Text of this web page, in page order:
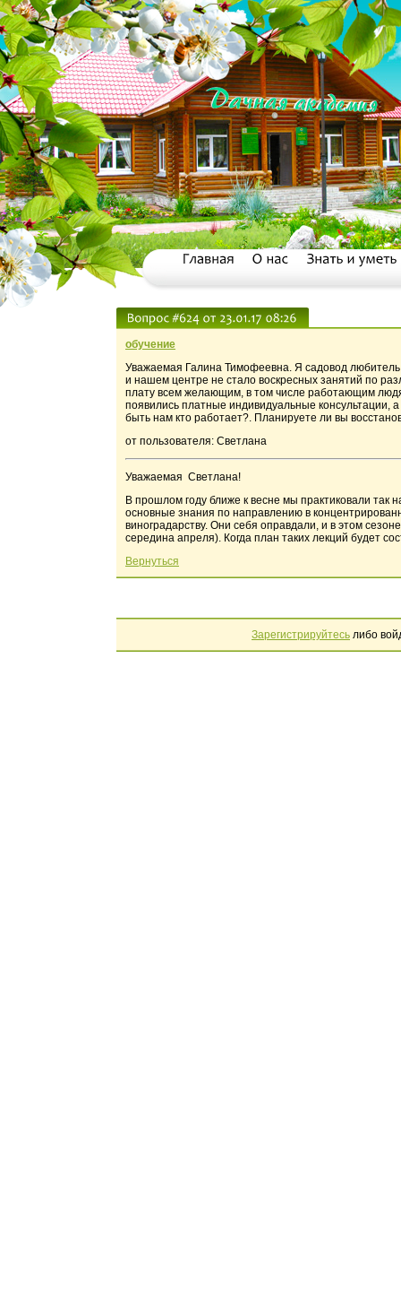
обучение
Уважаемая Галина Тимофеевна. Я садовод
и нашем центре не стало воскресных занятий по
плату всем желающим, в том числе работающим
появились платные индивидуальные консультации,
быть нам кто работает?. Планируете ли вы
от пользователя: Светлана
Уважаемая Светлана!
В прошлом году ближе к весне мы практиковали
основные знания по направлению в
виноградарству. Они себя оправдали, и в этом
середина апреля). Когда план таких лекций будет
Вернуться
Зарегистрируйтесь либо